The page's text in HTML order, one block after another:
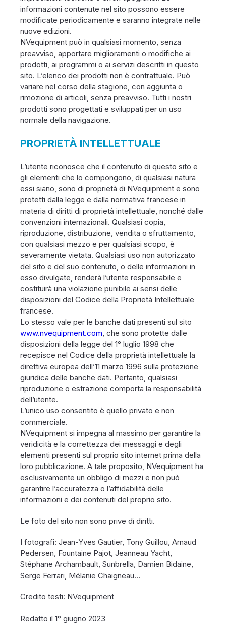
informazioni contenute nel sito possono essere
modificate periodicamente e saranno integrate nelle
nuove edizioni.
NVequipment può in qualsiasi momento, senza
preavviso, apportare miglioramenti o modifiche ai
prodotti, ai programmi o ai servizi descritti in questo
sito. L’elenco dei prodotti non è contrattuale. Può
variare nel corso della stagione, con aggiunta o
rimozione di articoli, senza preavviso. Tutti i nostri
prodotti sono progettati e sviluppati per un uso
normale della navigazione.
PROPRIETÀ INTELLETTUALE
L’utente riconosce che il contenuto di questo sito e
gli elementi che lo compongono, di qualsiasi natura
essi siano, sono di proprietà di NVequipment e sono
protetti dalla legge e dalla normativa francese in
materia di diritti di proprietà intellettuale, nonché dalle
convenzioni internazionali. Qualsiasi copia,
riproduzione, distribuzione, vendita o sfruttamento,
con qualsiasi mezzo e per qualsiasi scopo, è
severamente vietata. Qualsiasi uso non autorizzato
del sito e del suo contenuto, o delle informazioni in
esso divulgate, renderà l’utente responsabile e
costituirà una violazione punibile ai sensi delle
disposizioni del Codice della Proprietà Intellettuale
francese.
Lo stesso vale per le banche dati presenti sul sito
www.nvequipment.com, che sono protette dalle
disposizioni della legge del 1° luglio 1998 che
recepisce nel Codice della proprietà intellettuale la
direttiva europea dell’11 marzo 1996 sulla protezione
giuridica delle banche dati. Pertanto, qualsiasi
riproduzione o estrazione comporta la responsabilità
dell’utente.
L’unico uso consentito è quello privato e non
commerciale.
NVequipment si impegna al massimo per garantire la
veridicità e la correttezza dei messaggi e degli
elementi presenti sul proprio sito internet prima della
loro pubblicazione. A tale proposito, NVequipment ha
esclusivamente un obbligo di mezzi e non può
garantire l’accuratezza o l’affidabilità delle
informazioni e dei contenuti del proprio sito.
Le foto del sito non sono prive di diritti.
I fotografi: Jean-Yves Gautier, Tony Guillou, Arnaud
Pedersen, Fountaine Pajot, Jeanneau Yacht,
Stéphane Archambault, Sunbrella, Damien Bidaine,
Serge Ferrari, Mélanie Chaigneau…
Credito testi: NVequipment
Redatto il 1° giugno 2023